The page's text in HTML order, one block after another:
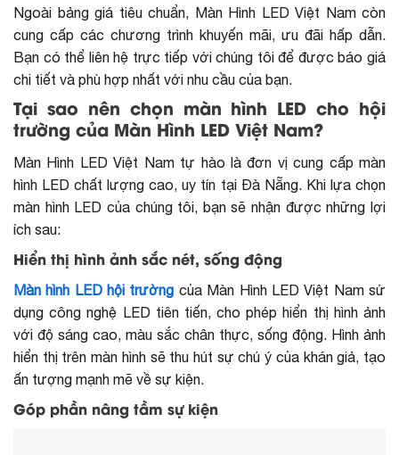
Ngoài bảng giá tiêu chuẩn, Màn Hình LED Việt Nam còn
cung cấp các chương trình khuyến mãi, ưu đãi hấp dẫn.
Bạn có thể liên hệ trực tiếp với chúng tôi để được báo giá
chi tiết và phù hợp nhất với nhu cầu của bạn.
Tại sao nên chọn màn hình LED cho hội
trường của Màn Hình LED Việt Nam?
Màn Hình LED Việt Nam tự hào là đơn vị cung cấp màn
hình LED chất lượng cao, uy tín tại Đà Nẵng. Khi lựa chọn
màn hình LED của chúng tôi, bạn sẽ nhận được những lợi
ích sau:
Hiển thị hình ảnh sắc nét, sống động
Màn hình LED hội trường của Màn Hình LED Việt Nam sử
dụng công nghệ LED tiên tiến, cho phép hiển thị hình ảnh
với độ sáng cao, màu sắc chân thực, sống động. Hình ảnh
hiển thị trên màn hình sẽ thu hút sự chú ý của khán giả, tạo
ấn tượng mạnh mẽ về sự kiện.
Góp phần nâng tầm sự kiện